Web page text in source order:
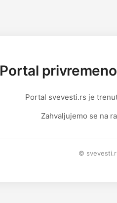
Portal
Portal svevesti.rs je
Zahvaljujemo se na
©